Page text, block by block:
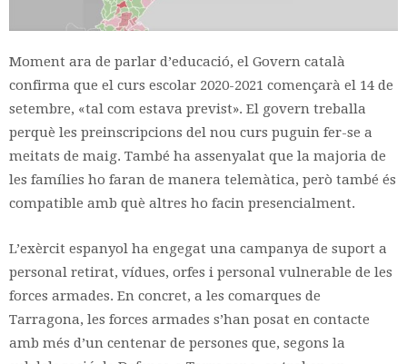
Moment ara de parlar d’educació, el Govern català
confirma que el curs escolar 2020-2021 començarà el 14 de
setembre, «tal com estava previst». El govern treballa
perquè les preinscripcions del nou curs puguin fer-se a
meitats de maig. També ha assenyalat que la majoria de
les famílies ho faran de manera telemàtica, però també és
compatible amb què altres ho facin presencialment.
L’exèrcit espanyol ha engegat una campanya de suport a
personal retirat, vídues, orfes i personal vulnerable de les
forces armades. En concret, a les comarques de
Tarragona, les forces armades s’han posat en contacte
amb més d’un centenar de persones que, segons la